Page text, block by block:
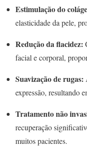
Estimulação do
elasticidade da pele,
Redução da flacidez:
facial e corporal,
Suavização de rugas:
expressão, resultando
Tratamento não
recuperação
muitos pacientes.